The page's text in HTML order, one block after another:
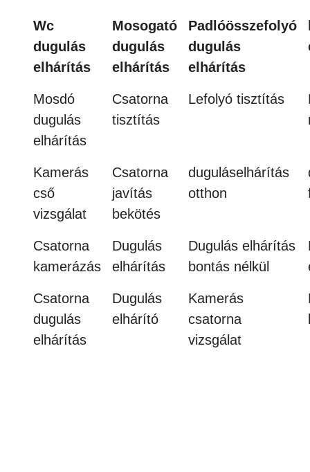
Wc
dugulás
elhárítás
Mosogató
dugulás
elhárítás
Padlóösszefolyó
dugulás
elhárítás
Mosdó
dugulás
elhárítás
Csatorna
tisztítás
Lefolyó tisztítás
Kamerás
cső
vizsgálat
Csatorna
javítás
bekötés
duguláselhárítás
otthon
Csatorna
kamerázás
Dugulás
elhárítás
Dugulás elhárítás
bontás nélkül
Csatorna
dugulás
elhárítás
Dugulás
elhárító
Kamerás
csatorna
vizsgálat